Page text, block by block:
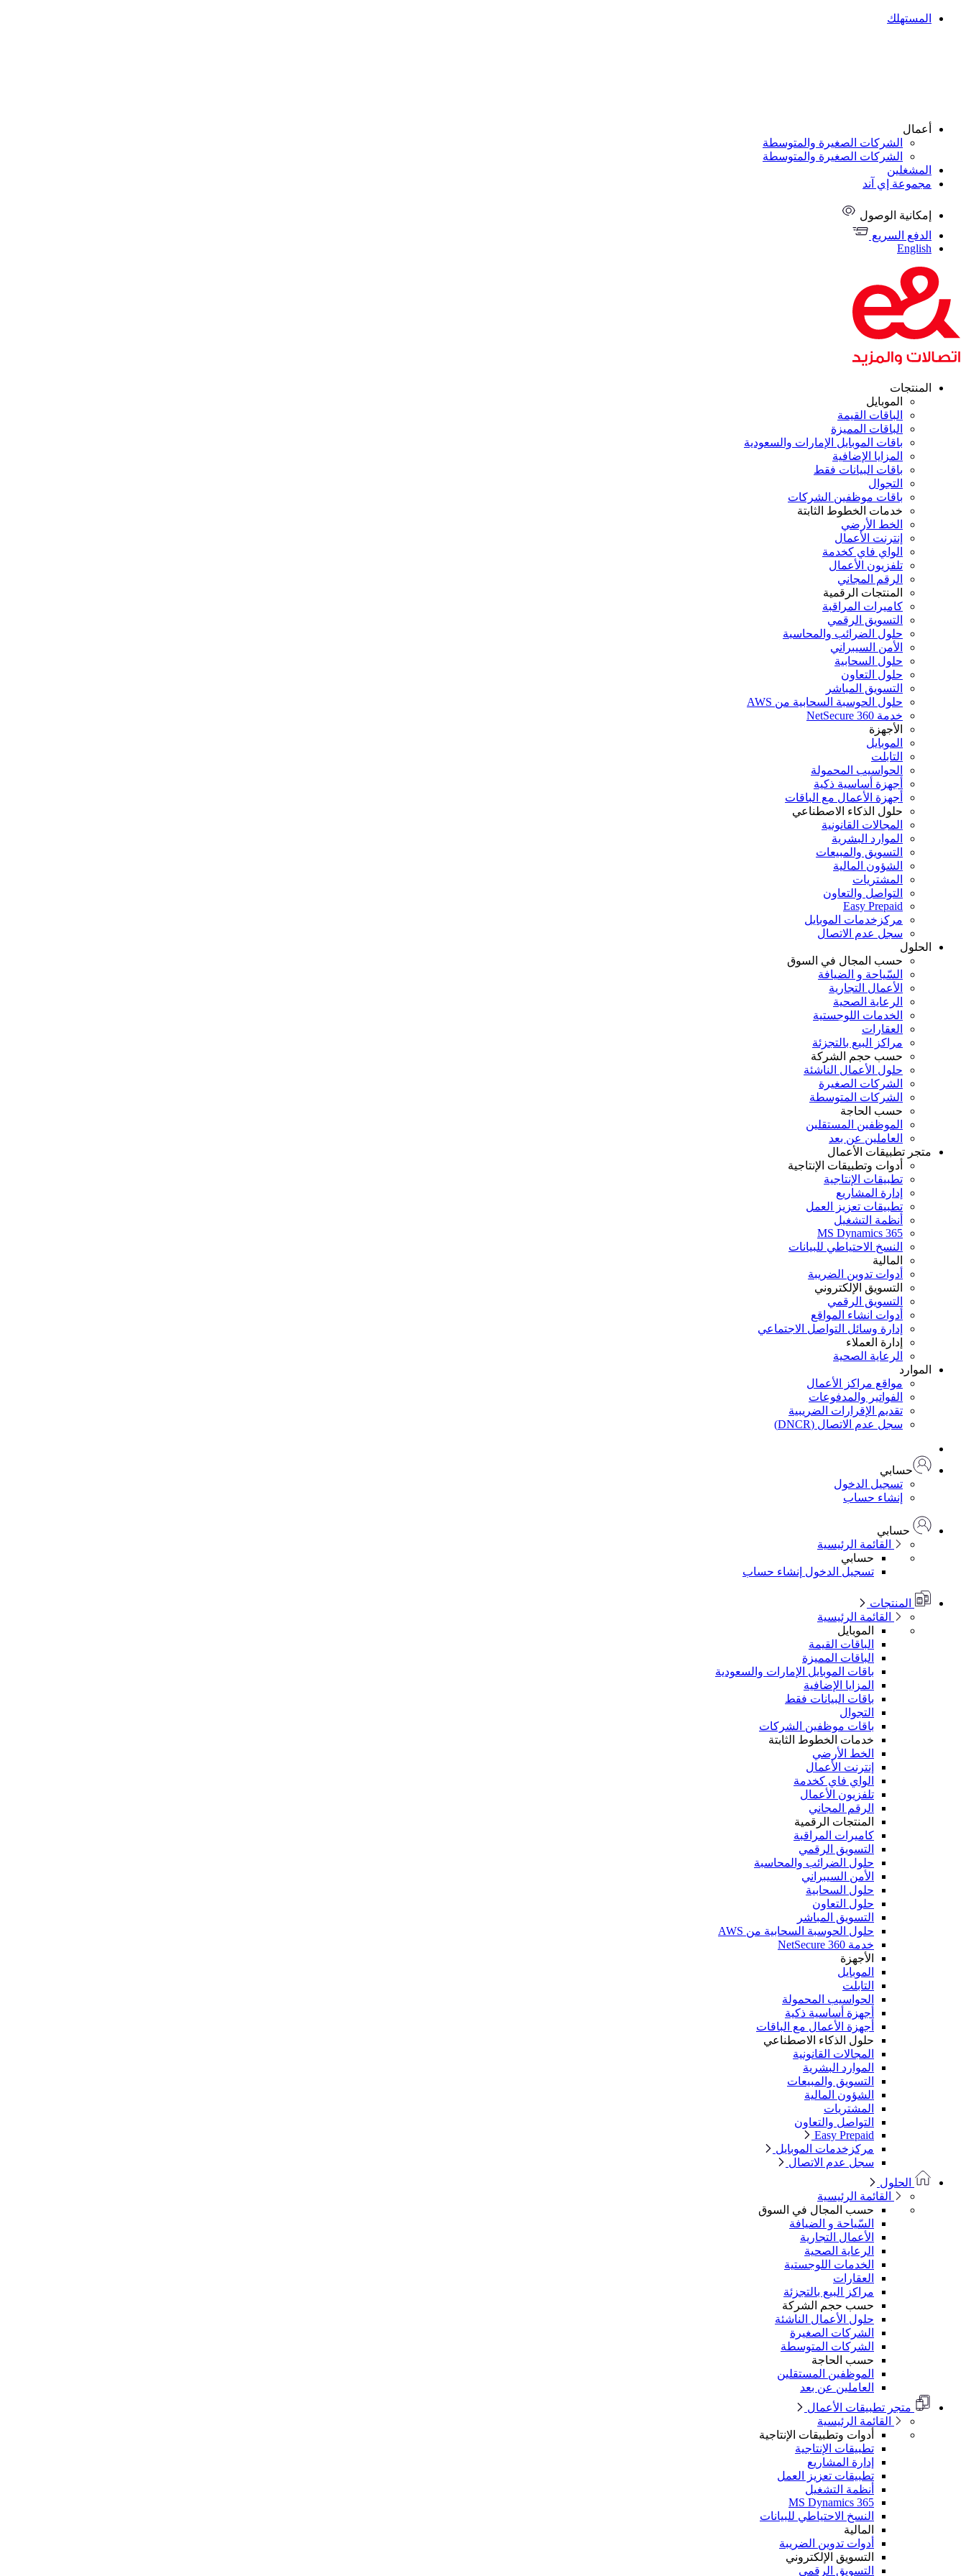
المستهلك
أعمال
الشركات الصغيرة والمتوسطة
الشركات الصغيرة والمتوسطة
المشغلين
مجموعة إي آند
إمكانية الوصول
الدفع السريع
English
المنتجات
الموبايل
الباقات القيمة
الباقات المميزة
باقات الموبايل الإمارات والسعودية
المزايا الإضافية
باقات البيانات فقط
التجوال
باقات موظفين الشركات
خدمات الخطوط الثابتة
الخط الأرضي
إنترنت الأعمال
الواي فاي كخدمة
تلفزيون الأعمال
الرقم المجاني
المنتجات الرقمية
كاميرات المراقبة
التسويق الرقمي
حلول الضرائب والمحاسبة
الأمن السيبراني
حلول السحابية
حلول التعاون
التسويق المباشر
حلول الحوسبة السحابية من AWS
خدمة NetSecure 360
الأجهزة
الموبايل
التابلت
الحواسيب المحمولة
أجهزة أساسية ذكية
أجهزة الأعمال مع الباقات
حلول الذكاء الاصطناعي
المجالات القانونية
الموارد البشرية
التسويق والمبيعات
الشؤون المالية
المشتريات
التواصل والتعاون
Easy Prepaid
مركزخدمات الموبايل
سجل عدم الاتصال
الحلول
حسب المجال في السوق
السّياحة و الضيافة
الأعمال التجارية
الرعاية الصحية
الخدمات اللوجستية
العقارات
مراكز البيع بالتجزئة
حسب حجم الشركة
حلول الأعمال الناشئة
الشركات الصغيرة
الشركات المتوسطة
حسب الحاجة
الموظفين المستقلين
العاملين عن بعد
متجر تطبيقات الأعمال
أدوات وتطبيقات الإنتاجية
تطبيقات الإنتاجية
إدارة المشاريع
تطبيقات تعزيز العمل
أنظمة التشغيل
MS Dynamics 365
النسخ الاحتياطي للبيانات
المالية
أدوات تدوين الضريبة
التسويق الإلكتروني
التسويق الرقمي
أدوات انشاء المواقع
إدارة وسائل التواصل الاجتماعي
إدارة العملاء
الرعاية الصحية
الموارد
مواقع مراكز الأعمال
الفواتير والمدفوعات
تقديم الإقرارات الضريبية
سجل عدم الاتصال (DNCR)
حسابي
تسجيل الدخول
إنشاء حساب
حسابي
القائمة الرئيسية
حسابي
تسجيل الدخول إنشاء حساب
المنتجات
القائمة الرئيسية
الموبايل
الباقات القيمة
الباقات المميزة
باقات الموبايل الإمارات والسعودية
المزايا الإضافية
باقات البيانات فقط
التجوال
باقات موظفين الشركات
خدمات الخطوط الثابتة
الخط الأرضي
إنترنت الأعمال
الواي فاي كخدمة
تلفزيون الأعمال
الرقم المجاني
المنتجات الرقمية
كاميرات المراقبة
التسويق الرقمي
حلول الضرائب والمحاسبة
الأمن السيبراني
حلول السحابية
حلول التعاون
التسويق المباشر
حلول الحوسبة السحابية من AWS
خدمة NetSecure 360
الأجهزة
الموبايل
التابلت
الحواسيب المحمولة
أجهزة أساسية ذكية
أجهزة الأعمال مع الباقات
حلول الذكاء الاصطناعي
المجالات القانونية
الموارد البشرية
التسويق والمبيعات
الشؤون المالية
المشتريات
التواصل والتعاون
Easy Prepaid
مركزخدمات الموبايل
سجل عدم الاتصال
الحلول
القائمة الرئيسية
حسب المجال في السوق
السّياحة و الضيافة
الأعمال التجارية
الرعاية الصحية
الخدمات اللوجستية
العقارات
مراكز البيع بالتجزئة
حسب حجم الشركة
حلول الأعمال الناشئة
الشركات الصغيرة
الشركات المتوسطة
حسب الحاجة
الموظفين المستقلين
العاملين عن بعد
متجر تطبيقات الأعمال
القائمة الرئيسية
أدوات وتطبيقات الإنتاجية
تطبيقات الإنتاجية
إدارة المشاريع
تطبيقات تعزيز العمل
أنظمة التشغيل
MS Dynamics 365
النسخ الاحتياطي للبيانات
المالية
أدوات تدوين الضريبة
التسويق الإلكتروني
التسويق الرقمي